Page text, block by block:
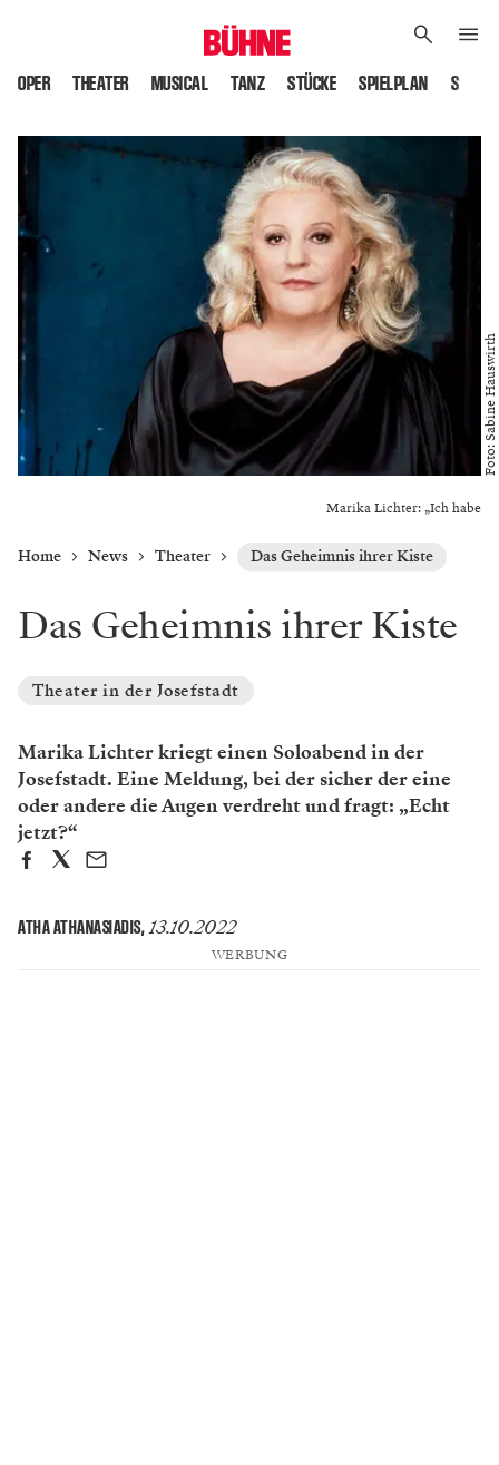
OPER THEATER MUSICAL TANZ STÜCKE SPIELPLAN
Marika Lichter: „Ich habe
Foto: Sabine Hauswirth
Home News Theater Das Geheimnis ihrer Kiste
Das Geheimnis ihrer Kiste
Theater in der Josefstadt
Marika Lichter kriegt einen Soloabend in der
Josefstadt. Eine Meldung, bei der sicher der eine
oder andere die Augen verdreht und fragt: „Echt
jetzt?“
ATHA ATHANASIADIS, 13.10.2022
WERBUNG